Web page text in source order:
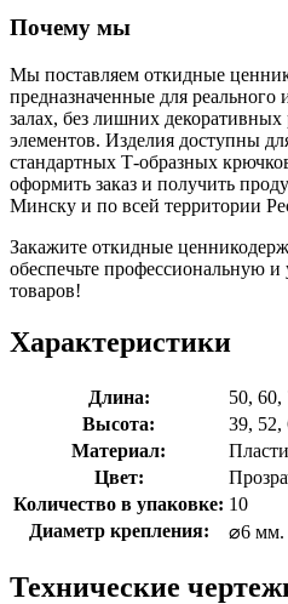
Почему мы
Мы поставляем откидные
предназначенные для реального
залах, без лишних
элементов. Изделия доступны
стандартных Т-образных
оформить заказ и получить
Минску и по всей территории
Закажите откидные
обеспечьте профессиональную
товаров!
Характеристики
Длина:
50, 60,
Высота:
39,
Материал:
Цвет:
Количество в упаковке: 10
Диаметр крепления:
⌀6 мм.
Технические